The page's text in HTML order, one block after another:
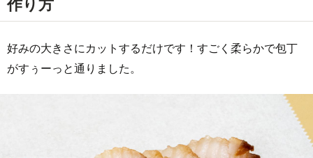
作り方
好みの大きさにカットするだけです！すごく柔らかで包丁
がすぅーっと通りました。